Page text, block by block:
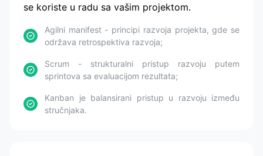
se koriste u radu sa vašim projektom.
Agilni manifest - principi razvoja projekta, gde se
održava retrospektiva razvoja;
Scrum - strukturalni pristup razvoju putem
sprintova sa evaluacijom rezultata;
Kanban je balansirani pristup u razvoju između
stručnjaka.